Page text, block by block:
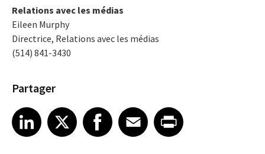
Relations avec les médias
Eileen Murphy
Directrice, Relations avec les médias
(514) 841-3430
Partager
Share article on LinkedIn
LinkedIn
Share article on XShare article on Facebook
Facebook
Share article on Email
EmailShare article on Print